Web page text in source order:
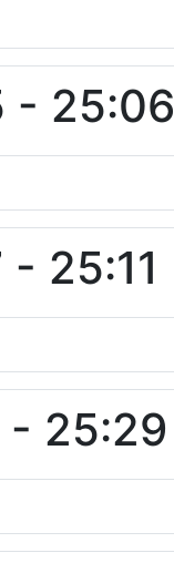
- 25:06
25:11
- 25:29